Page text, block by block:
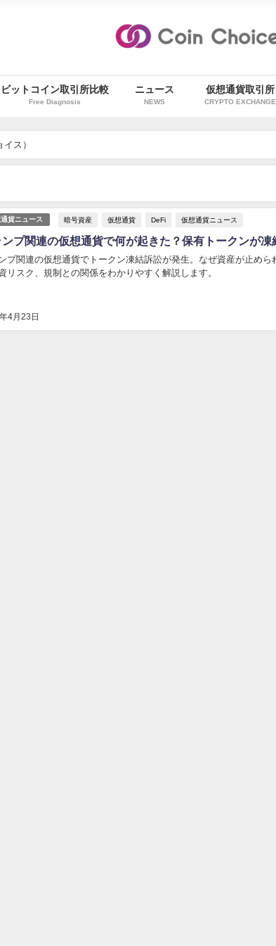
ビットコイン取引所比較
Free Diagnosis
ニュース
NEWS
仮想通貨取引所
CRYPTO EXCHANGE
ス）
貨ニュース 暗号資産 仮想通貨 DeFi 仮想通貨ニュース
ンプ関連の仮想通貨で何が起きた？保有トークンが
4月23日
プ関連の仮想通貨でトークン凍結訴訟が発生。なぜ資産が止めら
リスク、規制との関係をわかりやすく解説します。